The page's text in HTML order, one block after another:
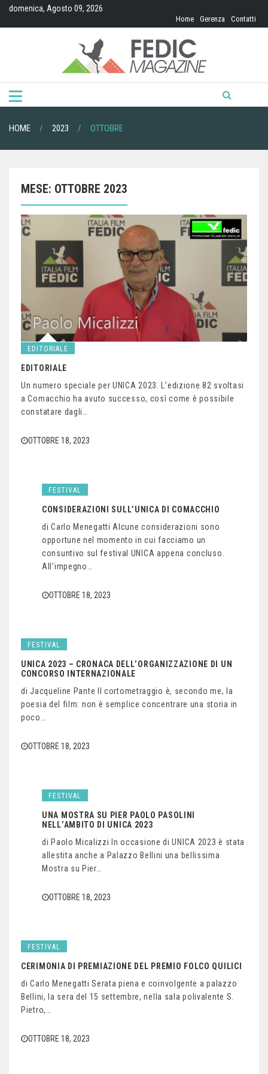
Skipdomenica, Agosto 09, 2026
Home Gerenza Contatti
HOME 2023 OTTOBRE
MESE: OTTOBRE 2023
EDITORIALE
EDITORIALE
Un numero speciale per UNICA 2023. L’edizione 82 svoltasi
a Comacchio ha avuto successo, così come è possibile
constatare dagli…
OTTOBRE 18, 2023
FESTIVAL
CONSIDERAZIONI SULL’UNICA DI COMACCHIO
di Carlo Menegatti Alcune considerazioni sono
opportune nel momento in cui facciamo un
consuntivo sul festival UNICA appena concluso.
All’impegno…
OTTOBRE 18, 2023
FESTIVAL
UNICA 2023 – CRONACA DELL’ORGANIZZAZIONE DI UN
CONCORSO INTERNAZIONALE
di Jacqueline Pante Il cortometraggio è, secondo me, la
poesia del film: non è semplice concentrare una storia in
poco…
OTTOBRE 18, 2023
FESTIVAL
UNA MOSTRA SU PIER PAOLO PASOLINI
NELL’AMBITO DI UNICA 2023
di Paolo Micalizzi In occasione di UNICA 2023 è stata
allestita anche a Palazzo Bellini una bellissima
Mostra su Pier…
OTTOBRE 18, 2023
FESTIVAL
CERIMONIA DI PREMIAZIONE DEL PREMIO FOLCO QUILICI
di Carlo Menegatti Serata piena e coinvolgente a palazzo
Bellini, la sera del 15 settembre, nella sala polivalente S.
Pietro,…
OTTOBRE 18, 2023